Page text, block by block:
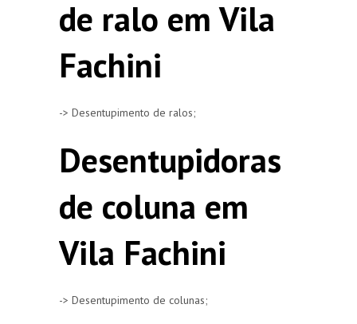
de ralo em Vila
Fachini
-> Desentupimento de ralos;
Desentupidoras
de coluna em
Vila Fachini
-> Desentupimento de colunas;